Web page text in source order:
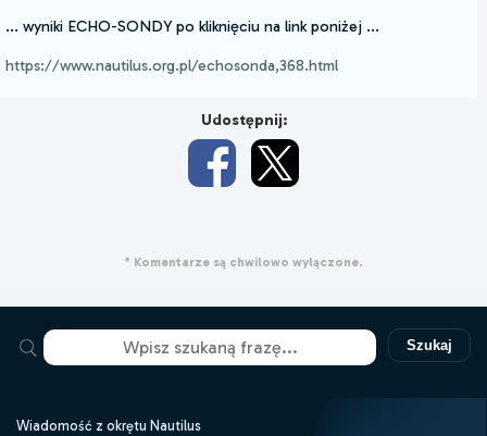
... wyniki ECHO-SONDY po kliknięciu na link poniżej ...
https://www.nautilus.org.pl/echosonda,368.html
Udostępnij:
* Komentarze są chwilowo wyłączone.
Szukaj
Wiadomość z okrętu Nautilus